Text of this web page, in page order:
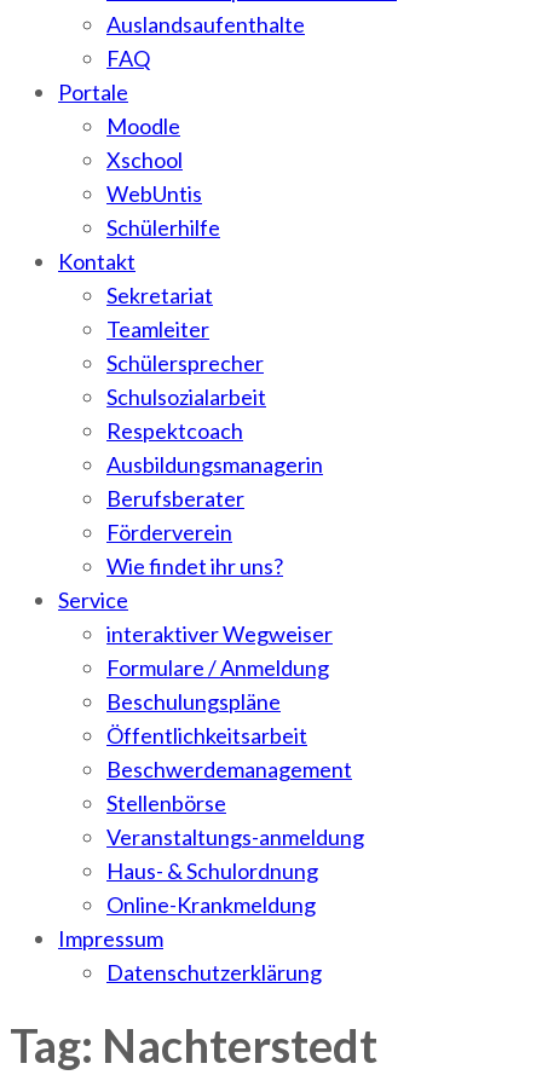
Auslandsaufenthalte
FAQ
Portale
Moodle
Xschool
WebUntis
Schülerhilfe
Kontakt
Sekretariat
Teamleiter
Schülersprecher
Schulsozialarbeit
Respektcoach
Ausbildungsmanagerin
Berufsberater
Förderverein
Wie findet ihr uns?
Service
interaktiver Wegweiser
Formulare / Anmeldung
Beschulungspläne
Öffentlichkeitsarbeit
Beschwerdemanagement
Stellenbörse
Veranstaltungs-anmeldung
Haus- & Schulordnung
Online-Krankmeldung
Impressum
Datenschutzerklärung
Tag: Nachterstedt